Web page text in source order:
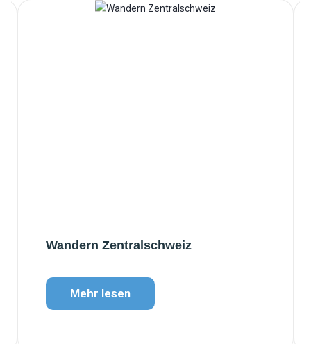
Wandern Zentralschweiz
Mehr lesen